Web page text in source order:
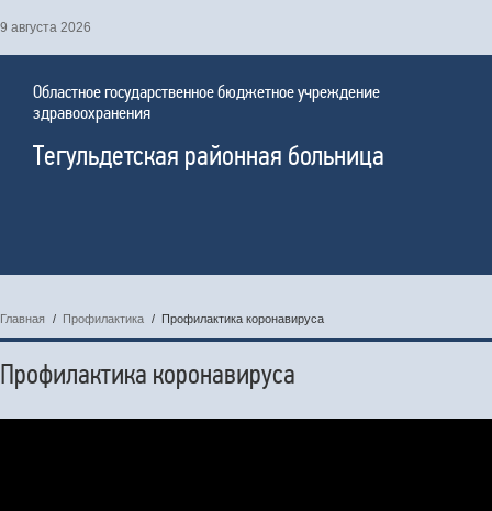
9 августа 2026
Областное государственное бюджетное учреждение
здравоохранения
Тегульдетская районная больница
Главная / Профилактика / Профилактика коронавируса
Профилактика коронавируса